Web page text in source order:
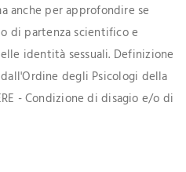
anche per approfondire se
di partenza scientifico e
identità sessuali. Definizione
degli Psicologi della
- Condizione di disagio e/o di